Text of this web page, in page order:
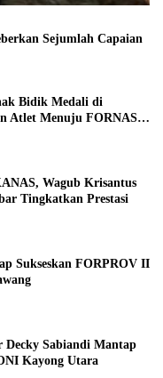
Sejumlah Capaian
Bidik Medali di
Atlet Menuju FORNAS
Wagub Krisantus
Tingkatkan Prestasi
Sukseskan FORPROV II
Sabiandi Mantap
Kayong Utara